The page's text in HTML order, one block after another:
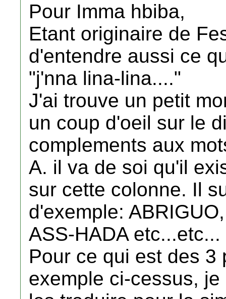
Pour Imma hbiba,
Etant originaire de
d'entendre aussi ce
"j'nna lina-lina...."
J'ai trouve un petit
un coup d'oeil sur le
complements aux
A. il va de soi qu'il
sur cette colonne. Il
d'exemple:
ASS-HADA etc...etc...
Pour ce qui est des 3
exemple ci-cessus,